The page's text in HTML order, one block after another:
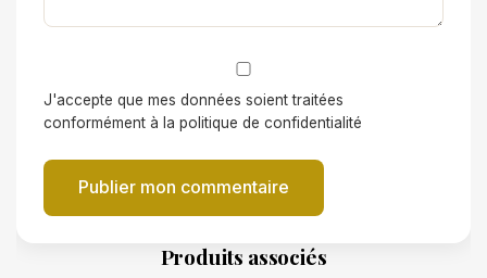
J'accepte que mes données soient traitées
conformément à la politique de confidentialité
Publier mon commentaire
Produits associés